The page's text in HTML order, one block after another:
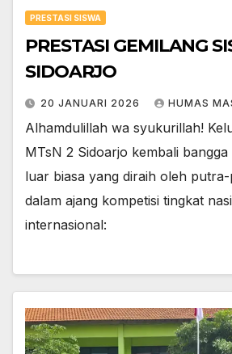
PRESTASI SISWA
PRESTASI GEMILANG
SIDOARJO
20 JANUARI 2026 HUMAS
​Alhamdulillah wa syukurillah!
MTsN 2 Sidoarjo kembali
luar biasa yang diraih oleh
dalam ajang kompetisi tingkat
internasional: